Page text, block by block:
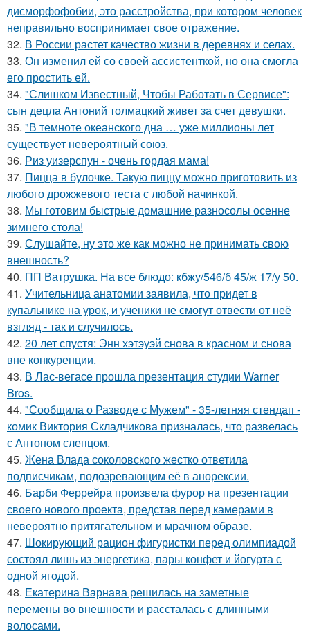
дисморфофобии, это расстройства, при котором человек
неправильно воспринимает свое отражение.
32. В России растет качество жизни в деревнях и селах.
33. Он изменил ей со своей ассистенткой, но она смогла
его простить ей.
34. "Слишком Известный, Чтобы Работать в Сервисе":
сын децла Антоний толмацкий живет за счет девушки.
35. "В темноте океанского дна … уже миллионы лет
существует невероятный союз.
36. Риз уизерспун - очень гордая мама!
37. Пицца в булочке. Такую пиццу можно приготовить из
любого дрожжевого теста с любой начинкой.
38. Мы готовим быстрые домашние разносолы осенне
зимнего стола!
39. Слушайте, ну это же как можно не принимать свою
внешность?
40. ПП Ватрушка. На все блюдо: кбжу/546/б 45/ж 17/у 50.
41. Учительница анатомии заявила, что придет в
купальнике на урок, и ученики не смогут отвести от неё
взгляд - так и случилось.
42. 20 лет спустя: Энн хэтэуэй снова в красном и снова
вне конкуренции.
43. В Лас-вегасе прошла презентация студии Warner
Bros.
44. "Сообщила о Разводе с Мужем" - 35-летняя стендап -
комик Виктория Складчикова призналась, что развелась
с Антоном слепцом.
45. Жена Влада соколовского жестко ответила
подписчикам, подозревающим её в анорексии.
46. Барби Феррейра произвела фурор на презентации
своего нового проекта, представ перед камерами в
невероятно притягательном и мрачном образе.
47. Шокирующий рацион фигуристки перед олимпиадой
состоял лишь из энергетика, пары конфет и йогурта с
одной ягодой.
48. Екатерина Варнава решилась на заметные
перемены во внешности и рассталась с длинными
волосами.